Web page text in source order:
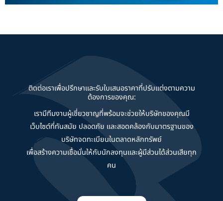
ติดต่อเราเพื่อปรึกษาและรับใบเสนอราคาที่ปรับแต่งตามความ
ต้องการของคุณ:
เรามีทีมงานผู้เชี่ยวชาญที่พร้อมจะช่วยให้บริษัทของคุณมี
เว็บไซต์ที่ทันสมัย ปลอดภัย และสอดคล้องกับมาตรฐานของ
บริษัทจดทะเบียนในตลาดหลักทรัพย์
เพื่อสร้างความเชื่อมั่นให้กับนักลงทุนและผู้มีส่วนได้ส่วนเสียทุก
คน